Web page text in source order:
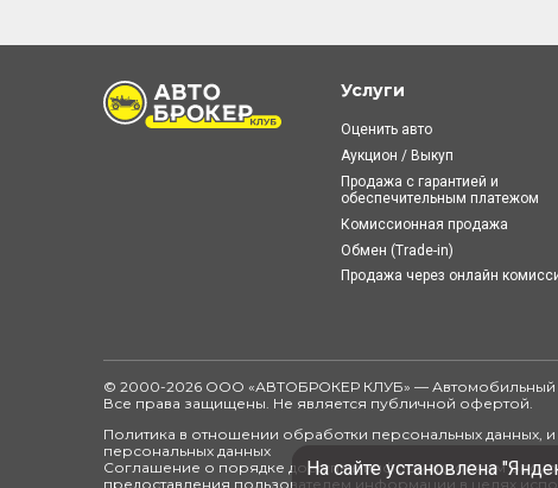
На сайте установлена
Услуги
Оценить авто
Аукцион / Выкуп
Продажа с гарантией и
обеспечительным платежом
Комиссионная продажа
Обмен (Trade-in)
Продажа через онлайн
© 2000-2026 ООО «АВТОБРОКЕР КЛУБ» — Автомобильный
Все права защищены. Не является публичной офертой.
Политика в отношении обработки персональных данных,
персональных данных
Соглашение о порядке доступа к информационным
предоставления пользователем информации в целях